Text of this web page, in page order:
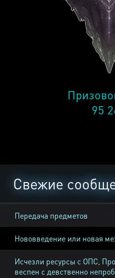
95
Свежие
Передача предметов
Нововведение или новая
Исчезли ресурсы с ОПС,
веспен с девственно